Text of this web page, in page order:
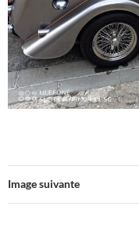
Image suivante